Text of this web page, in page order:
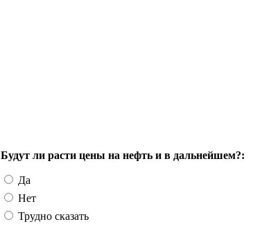
Будут ли расти цены на нефть и в дальнейшем?:
Да
Нет
Трудно сказать